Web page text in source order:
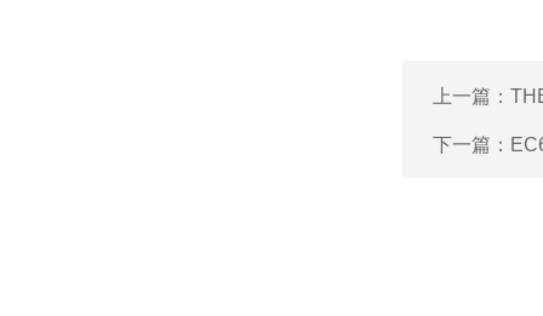
上一篇：
下一篇：